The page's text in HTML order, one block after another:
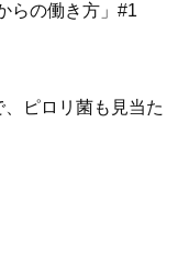
らの働き方」#1
ピロリ菌も見当た